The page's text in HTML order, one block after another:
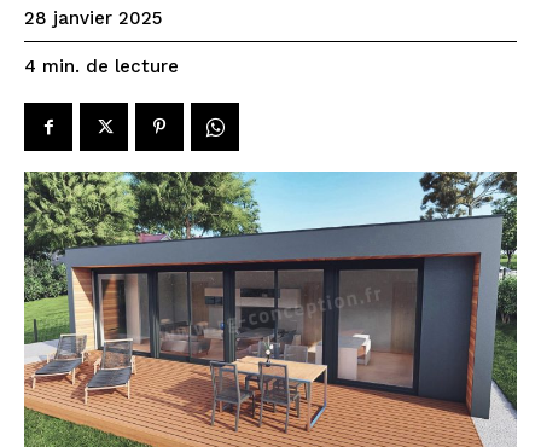
28 janvier 2025
4 min. de lecture